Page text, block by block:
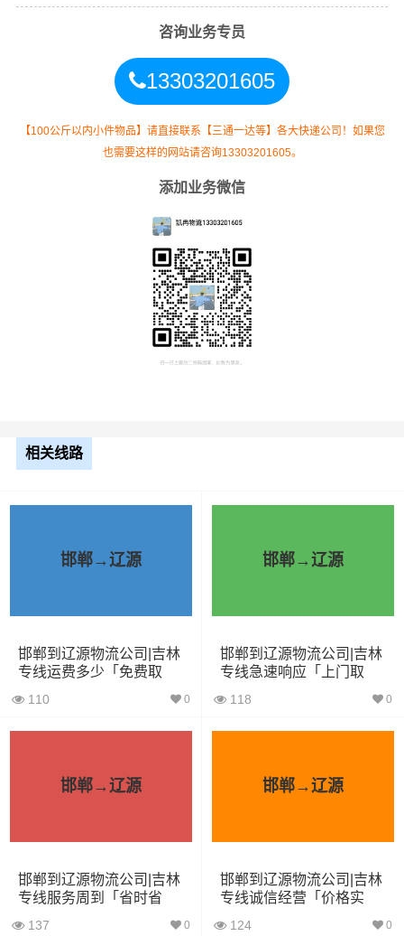
考，不作为最终成交价格，望知晓！
3.8米货车
4.2米货车 22立方 5吨 4.2×2.4×2.5
5.2米货车 31立方 5.2×2.4×2.6
9.6米货车 58立方 18吨 9.6×2.4×2.5
一家不靠谱的物流公司，可能会面临以下风险和损失：
1、包裹丢失或损坏：不靠谱的物流公司可能会在运输过程
咨询业务专员
13303201605
【100公斤以内小件物品】请直接联系【三通一达等】各大快递公司！如果您
也需要这样的网站请咨询13303201605。
添加业务微信
相关线路
邯郸→辽源
邯郸到辽源物流公司|吉林
专线运费多少「免费取
110 0
邯郸→辽源
邯郸到辽源物流公司|吉林
专线急速响应「上门取
118 0
邯郸→辽源
邯郸到辽源物流公司|吉林
专线服务周到「省时省
137 0
邯郸→辽源
邯郸到辽源物流公司|吉林
专线诚信经营「价格实
124 0